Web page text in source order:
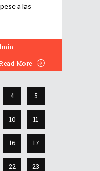
a las
More
4 5
10 11
16 17
22 23